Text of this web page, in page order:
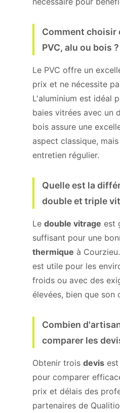
Comment choisir
PVC, alu ou bois ?
Le PVC offre un
prix et ne nécessite
L'aluminium est idéal
baies vitrées avec un
bois assure une
aspect classique,
entretien régulier.
Quelle est la
double et triple
Le double vitrage est
suffisant pour une
thermique à
est utile pour les
froids ou avec des
élevées, bien que son
Combien
comparer les
Obtenir trois devis
pour comparer
prix et délais des
partenaires de